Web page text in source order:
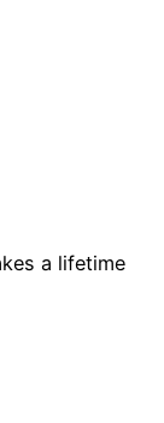
a lifetime